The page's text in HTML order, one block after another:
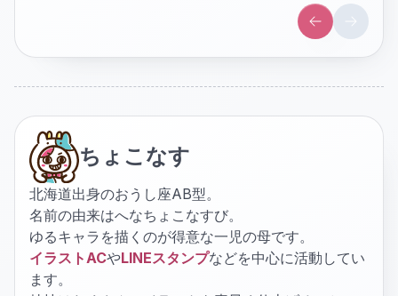
ちょこなす
北海道出身のおうし座AB型。
名前の由来はへなちょこなすび。
ゆるキャラを描くのが得意な一児の母です。
イラストACやLINEスタンプなどを中心に活動してい
ます。